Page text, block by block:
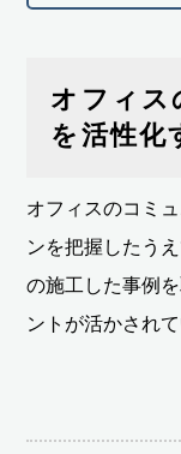
オフィス
を活性化
オフィスのコミ
ンを把握したう
の施工した事例
ントが活かされ